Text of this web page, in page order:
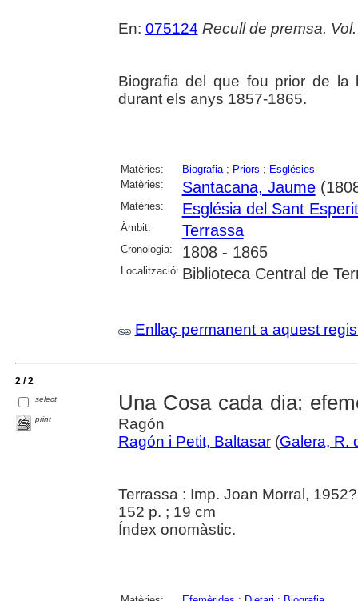
En: 075124 Recull de premsa.
Biografia del que fou prior de la
durant els anys 1857-1865.
Matèries: Biografia; Priors ; Esglésies
Matèries:
Santacana, Jaume
Matèries: Església del Sant
Àmbit: Terrassa
Cronologia: 1808 - 1865
Localització: Biblioteca Central de
Enllaç permanent a aquest
2 / 2
select
print
Una Cosa cada dia:
Ragón
Ragón i Petit, Baltasar(Galera, R.
Terrassa : Imp. Joan Morral, 1952?
152 p. ; 19 cm
Índex onomàstic.